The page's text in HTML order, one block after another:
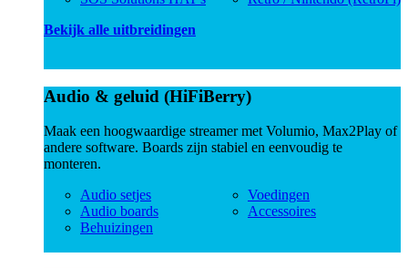
Bekijk alle uitbreidingen
Audio & geluid (HiFiBerry)
Maak een hoogwaardige streamer met Volumio, Max2Play of
andere software. Boards zijn stabiel en eenvoudig te
monteren.
Audio setjes
Audio boards
Behuizingen
Voedingen
Accessoires